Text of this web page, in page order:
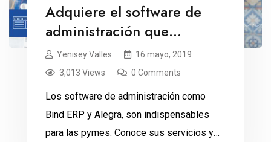
Adquiere el software de
administración que
necesitas: Bind ERP vs
Alegra
Yenisey Valles
16 mayo, 2019
3,013 Views
0 Comments
Los software de administración como
Bind ERP y Alegra, son indispensables
para las pymes. Conoce sus servicios y